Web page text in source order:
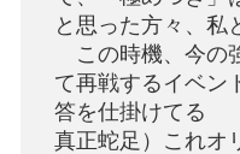
と思った方々、私
この時機、今の
て再戦するイベン
答を仕掛けてる
真正蛇足）これオ